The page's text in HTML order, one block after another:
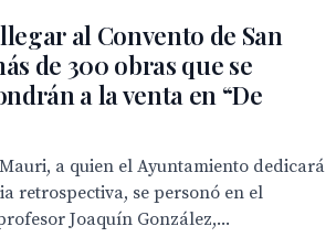
al Convento de San
de 300 obras que se
a la venta en “De
a quien el Ayuntamiento dedicará
retrospectiva, se personó en el
Joaquín González,...